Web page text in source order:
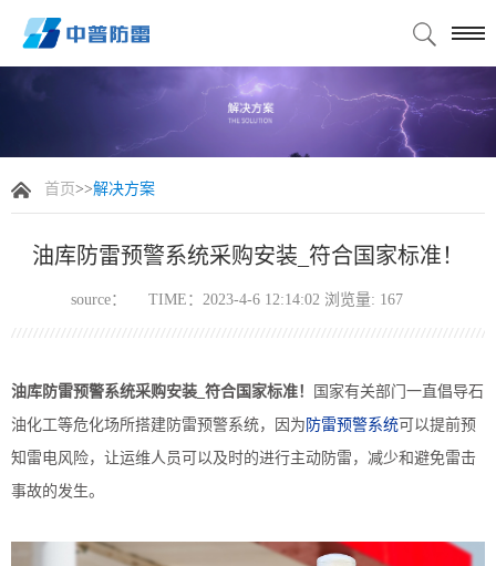
首页>>解决方案
油库防雷预警系统采购安装_符合国家标准！
source： TIME：2023-4-6 12:14:02 浏览量: 167
油库防雷预警系统采购安装_符合国家标准！
国家有关部门一直倡导石
油化工等危化场所搭建防雷预警系统，因为 防雷预警系统可以提前预
知雷电风险，让运维人员可以及时的进行主动防雷，减少和避免雷击
事故的发生。